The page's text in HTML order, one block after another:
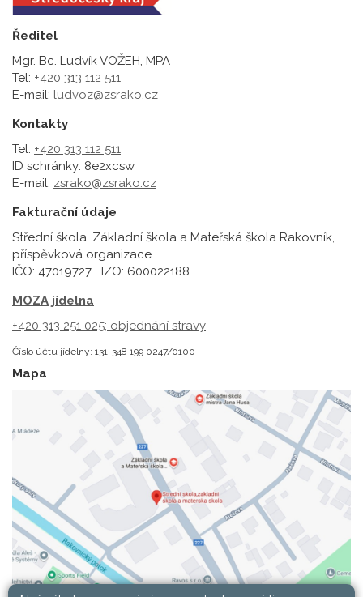
Ředitel
Mgr. Bc. Ludvík VOŽEH, MPA
Tel: +420 313 112 511
E-mail: ludvoz@zsrako.cz
Kontakty
Tel: +420 313 112 511
ID schránky: 8e2xcsw
E-mail: zsrako@zsrako.cz
Fakturační údaje
Střední škola, Základní škola a Mateřská škola Rakovník,
příspěvková organizace
IČO: 47019727 IZO: 600022188
MOZA jídelna
+420 313 251 025; objednání stravy
Číslo účtu jídelny: 131-348 199 0247/0100
Mapa